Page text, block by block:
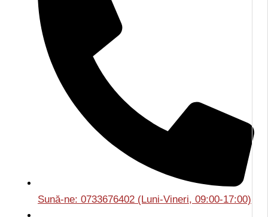
Sună-ne: 0733676402 (Luni-Vineri, 09:00-17:00)